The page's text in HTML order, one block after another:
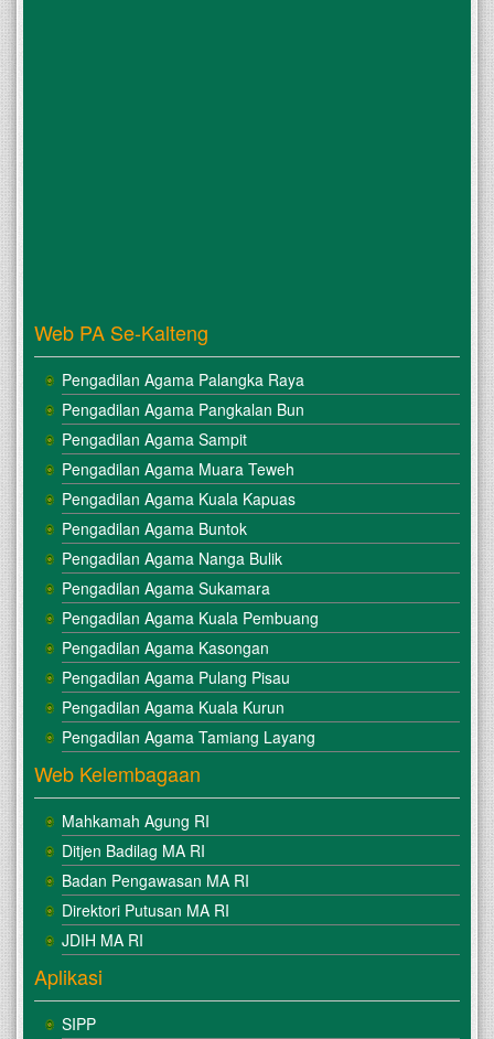
Web PA Se-Kalteng
Pengadilan Agama Palangka Raya
Pengadilan Agama Pangkalan Bun
Pengadilan Agama Sampit
Pengadilan Agama Muara Teweh
Pengadilan Agama Kuala Kapuas
Pengadilan Agama Buntok
Pengadilan Agama Nanga Bulik
Pengadilan Agama Sukamara
Pengadilan Agama Kuala Pembuang
Pengadilan Agama Kasongan
Pengadilan Agama Pulang Pisau
Pengadilan Agama Kuala Kurun
Pengadilan Agama Tamiang Layang
Web Kelembagaan
Mahkamah Agung RI
Ditjen Badilag MA RI
Badan Pengawasan MA RI
Direktori Putusan MA RI
JDIH MA RI
Aplikasi
SIPP